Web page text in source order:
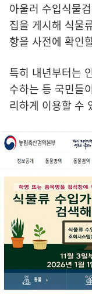
아울러 수입식물
집을 게시해 식물
항을 사전에 확인
특히 내년부터는
수하는 등 국민들
리하게 이용할 수